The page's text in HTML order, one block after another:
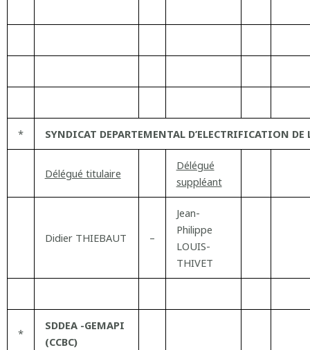
* SYNDICAT DEPARTEMENTAL D’ELECTRIFICATION DE
Délégué titulaire
Délégué
suppléant
Didier THIEBAUT –
Jean-
Philippe
LOUIS-
THIVET
*
SDDEA -GEMAPI
(CCBC)